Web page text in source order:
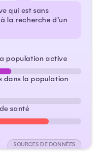
qui est sans
la recherche d'un
population active
dans la population
santé
SOURCES DE DONNÉES